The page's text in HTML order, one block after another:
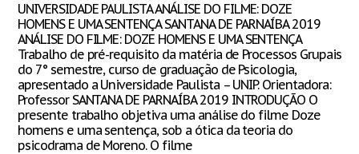
UNIVERSIDADE PAULISTA ANÁLISE DO FILME: DOZE
HOMENS E UMA SENTENÇA SANTANA DE PARNAÍBA 2019
ANÁLISE DO FILME: DOZE HOMENS E UMA SENTENÇA
Trabalho de pré-requisito da matéria de Processos Grupais
do 7° semestre, curso de graduação de Psicologia,
apresentado a Universidade Paulista – UNIP. Orientadora:
Professor SANTANA DE PARNAÍBA 2019 INTRODUÇÃO O
presente trabalho objetiva uma análise do filme Doze
homens e uma sentença, sob a ótica da teoria do
psicodrama de Moreno. O filme